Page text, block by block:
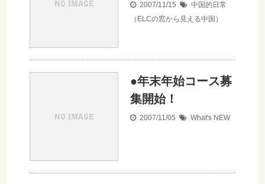
2007/11/15
中国的日常
（ELCの窓から見える中国）
●年末年始コース募
集開始！
2007/11/05 What's NEW